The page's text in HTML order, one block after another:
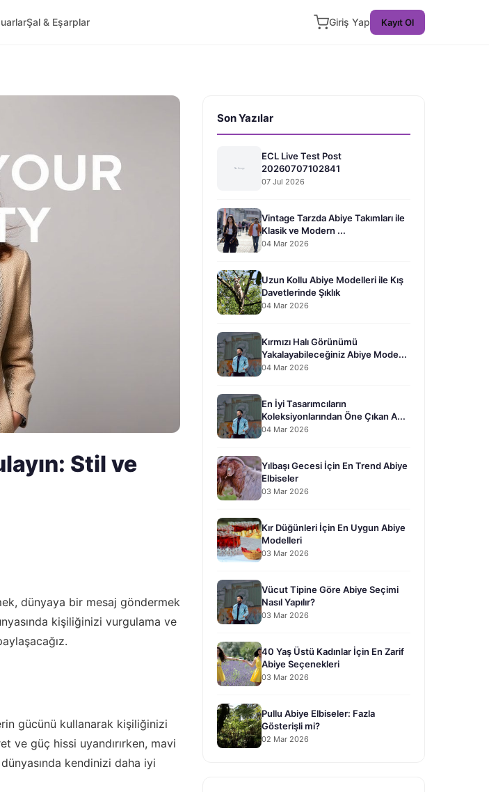
Şal & Eşarplar Giriş Yap Kayıt Ol
Stil ve
dünyaya bir mesaj göndermek
kişiliğinizi vurgulama ve
gücünü kullanarak kişiliğinizi
ve güç hissi uyandırırken, mavi
kendinizi daha iyi
Son Yazılar
ECL Live Test Post
20260707102841
07 Jul 2026
Vintage Tarzda Abiye Takımları ile
Klasik ve Modern ...
04 Mar 2026
Uzun Kollu Abiye Modelleri ile Kış
Davetlerinde Şıklık
04 Mar 2026
Kırmızı Halı Görünümü
Yakalayabileceğiniz Abiye Mode...
04 Mar 2026
En İyi Tasarımcıların
Koleksiyonlarından Öne Çıkan A...
04 Mar 2026
Yılbaşı Gecesi İçin En Trend Abiye
Elbiseler
03 Mar 2026
Kır Düğünleri İçin En Uygun Abiye
Modelleri
03 Mar 2026
Vücut Tipine Göre Abiye Seçimi
Nasıl Yapılır?
03 Mar 2026
40 Yaş Üstü Kadınlar İçin En Zarif
Abiye Seçenekleri
03 Mar 2026
Pullu Abiye Elbiseler: Fazla
Gösterişli mi?
02 Mar 2026